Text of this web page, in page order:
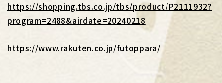
https://shopping.tbs.co.jp/tbs/product/P2111932?
program=2488&airdate=20240218
https://www.rakuten.co.jp/futoppara/